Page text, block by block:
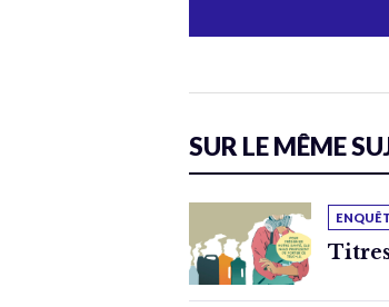
SUR LE MÊME